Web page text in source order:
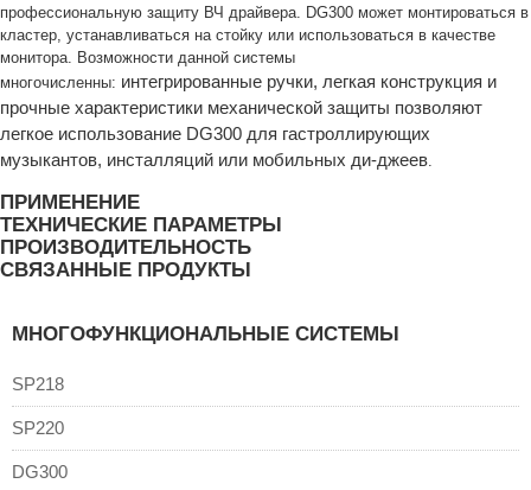
профессиональную защиту ВЧ драйвера. DG300 может монтироваться в
кластер, устанавливаться на стойку или использоваться в качестве
монитора. Возможности данной системы
многочисленны: интегрированные ручки, легкая конструкция и
прочные характеристики механической защиты позволяют
легкое использование DG300 для гастроллирующих
музыкантов, инсталляций или мобильных ди-джеев
ПРИМЕНЕНИЕ
ТЕХНИЧЕСКИЕ ПАРАМЕТРЫ
ПРОИЗВОДИТЕЛЬНОСТЬ
СВЯЗАННЫЕ ПРОДУКТЫ
МНОГОФУНКЦИОНАЛЬНЫЕ СИСТЕМЫ
SP218
SP220
DG300